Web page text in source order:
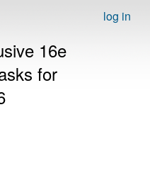
log in
16e
for